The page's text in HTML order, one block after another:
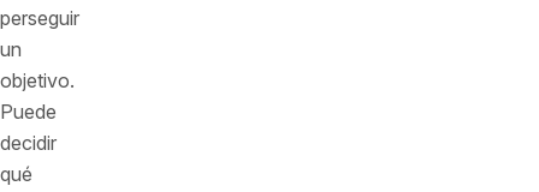
perseguir
un
objetivo.
Puede
decidir
qué